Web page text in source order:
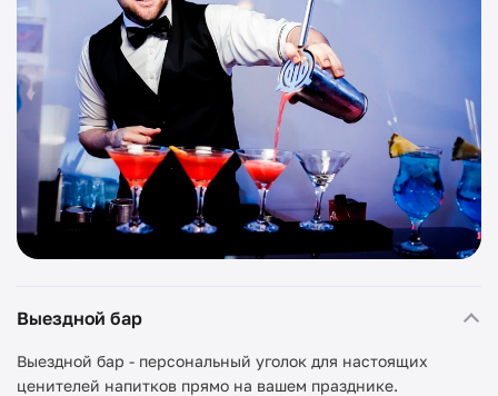
Выездной бар
Выездной бар - персональный уголок для настоящих
ценителей напитков прямо на вашем празднике.